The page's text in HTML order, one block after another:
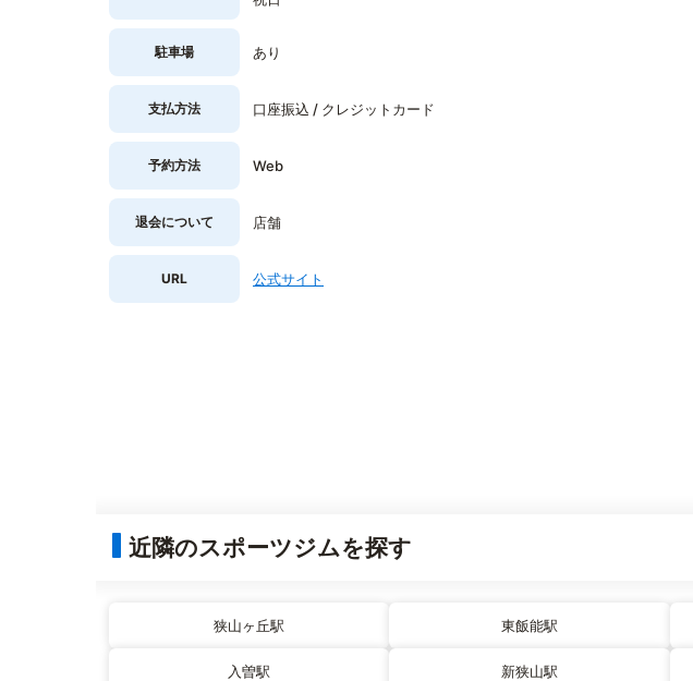
駐車場 あり
支払方法 口座振込 / クレジットカード
予約方法 Web
退会について 店舗
URL 公式サイト
近隣のスポーツジムを探す
狭山ヶ丘駅 東飯能駅
入曽駅 新狭山駅